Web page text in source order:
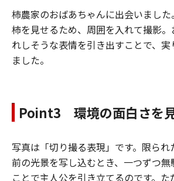
柿農家のおばあちゃんに出会いまし
柿を見せるため、周囲を入れて撮影。
れしそうな表情を引き出すことで、
ました。
Point3 環境の面白さを
写真は「切り撮る表現」です。限られ
前の光景を写し込むとき、一つずつ無
ことで主人公を引き立てるのです。